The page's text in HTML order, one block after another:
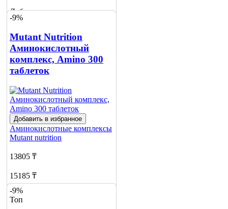
Добавить в корзину
-9%
Mutant Nutrition
Аминокислотный
комплекс, Amino 300
таблеток
Добавить в избранное
Аминокислотные комплексы
Mutant nutrition
13805 ₸
15185 ₸
Добавить в корзину
-9%
Топ